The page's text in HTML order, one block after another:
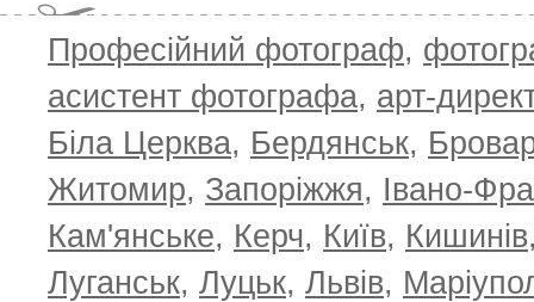
Професійний фотограф,
асистент фотографа, арт-
Біла Церква, Бердянськ,
Житомир, Запоріжжя, Івано-
Кам'янське, Керч, Київ, Кишинів
Луганськ, Луцьк, Львів,